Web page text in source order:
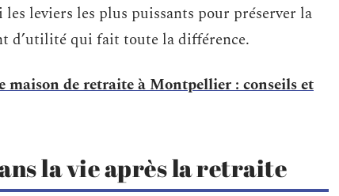
leviers les plus puissants pour préserver la
d’utilité qui fait toute la différence.
maison de retraite à Montpellier : conseils et
la vie après la retraite